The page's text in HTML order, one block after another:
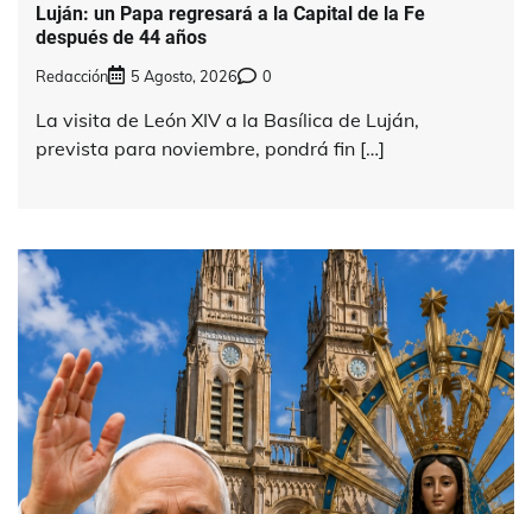
Luján: un Papa regresará a la Capital de la Fe
después de 44 años
Redacción 5 Agosto, 2026 0
La visita de León XIV a la Basílica de Luján,
prevista para noviembre, pondrá fin […]